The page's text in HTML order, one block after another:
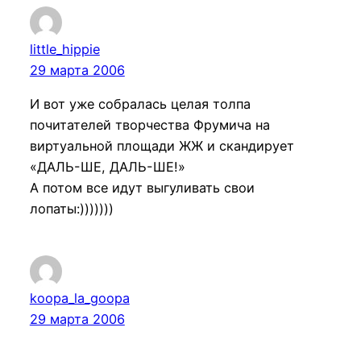
little_hippie
29 марта 2006
И вот уже собралась целая толпа
почитателей творчества Фрумича на
виртуальной площади ЖЖ и скандирует
«ДАЛЬ-ШЕ, ДАЛЬ-ШЕ!»
А потом все идут выгуливать свои
лопаты:)))))))
koopa_la_goopa
29 марта 2006